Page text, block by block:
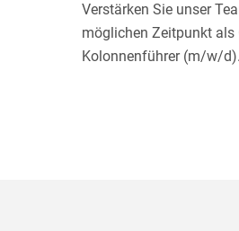
Verstärken Sie unser
möglichen Zeitpunkt als
Kolonnenführer (m/w/d).